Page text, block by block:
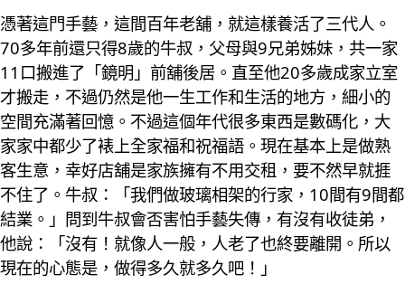
憑著這門手藝，這間百年老舖，就這樣養活了三代人。
70多年前還只得8歲的牛叔，父母與9兄弟姊妹，共一家
11口搬進了「鏡明」前舖後居。直至他20多歲成家立室
才搬走，不過仍然是他一生工作和生活的地方，細小的
空間充滿著回憶。不過這個年代很多東西是數碼化，大
家家中都少了裱上全家福和祝福語。現在基本上是做熟
客生意，幸好店舖是家族擁有不用交租，要不然早就捱
不住了。牛叔：「我們做玻璃相架的行家，10間有9間都
結業。」問到牛叔會否害怕手藝失傳，有沒有收徒弟，
他說：「沒有！就像人一般，人老了也終要離開。所以
現在的心態是，做得多久就多久吧！」